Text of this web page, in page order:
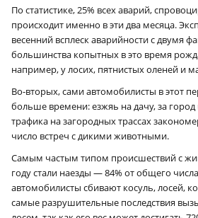
По статистике, 25% всех аварий,
происходит именно в эти два месяца.
весенний всплеск аварийности с двумя
большинства копытных в это время
например, у лосих, пятнистых оленей и
Во-вторых, сами автомобилисты в этот
больше времени: езжяь на дачу, за город
трафика на загородных трассах
число встреч с дикими животными.
Самым частым типом происшествий с
году стали наезды — 84% от общего
автомобилисты сбивают косуль, лосей,
самые разрушительные последствия